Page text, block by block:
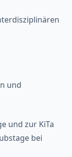
und
und zur KiTa
bei